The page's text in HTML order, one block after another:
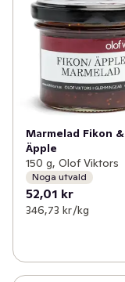
Marmelad Fikon &
Äpple
150 g, Olof Viktors
Noga utvald
52,01 kr
346,73 kr /kg